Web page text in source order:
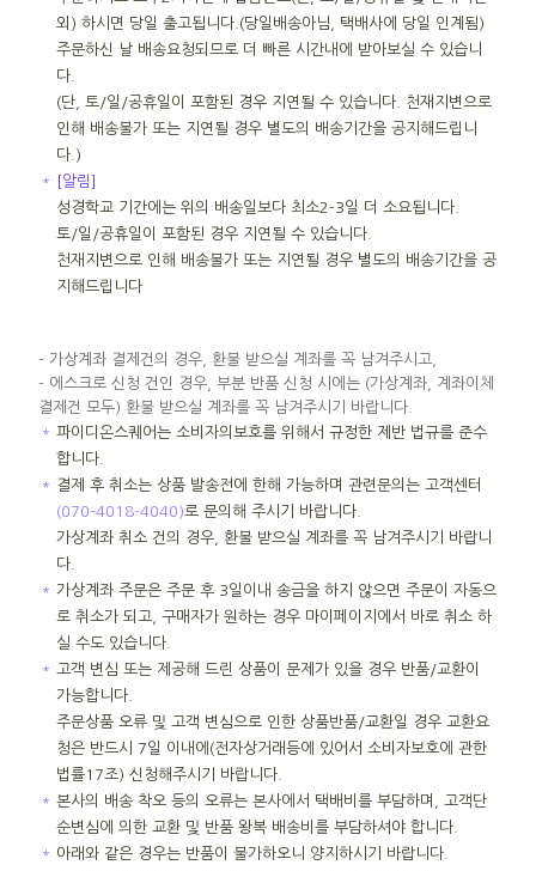
외) 하시면 당일 출고됩니다.(당일배송아님, 택배사에 당일 인계됨)
주문하신 날 배송요청되므로 더 빠른 시간내에 받아보실 수 있습니
다.
(단, 토/일/공휴일이 포함된 경우 지연될 수 있습니다. 천재지변으로
인해 배송불가 또는 지연될 경우 별도의 배송기간을 공지해드립니
다.)
＊
[알림]
성경학교 기간에는 위의 배송일보다 최소2-3일 더 소요됩니다.
토/일/공휴일이 포함된 경우 지연될 수 있습니다.
천재지변으로 인해 배송불가 또는 지연될 경우 별도의 배송기간을 공
지해드립니다
- 가상계좌 결제건의 경우, 환불 받으실 계좌를 꼭 남겨주시고,
- 에스크로 신청 건인 경우, 부분 반품 신청 시에는 (가상계좌, 계좌이체
결제건 모두) 환불 받으실 계좌를 꼭 남겨주시기 바랍니다.
＊ 파이디온스퀘어는 소비자의보호를 위해서 규정한 제반 법규를 준수
합니다.
＊ 결제 후 취소는 상품 발송전에 한해 가능하며 관련문의는 고객센터
(070-4018-4040)로 문의해 주시기 바랍니다.
가상계좌 취소 건의 경우, 환불 받으실 계좌를 꼭 남겨주시기 바랍니
다.
＊ 가상계좌 주문은 주문 후 3일이내 송금을 하지 않으면 주문이 자동으
로 취소가 되고, 구매자가 원하는 경우 마이페이지에서 바로 취소 하
실 수도 있습니다.
＊ 고객 변심 또는 제공해 드린 상품이 문제가 있을 경우 반품/교환이
가능합니다.
주문상품 오류 및 고객 변심으로 인한 상품반품/교환일 경우 교환요
청은 반드시 7일 이내에(전자상거래등에 있어서 소비자보호에 관한
법률17조) 신청해주시기 바랍니다.
＊ 본사의 배송 착오 등의 오류는 본사에서 택배비를 부담하며, 고객단
순변심에 의한 교환 및 반품 왕복 배송비를 부담하셔야 합니다.
＊ 아래와 같은 경우는 반품이 불가하오니 양지하시기 바랍니다.